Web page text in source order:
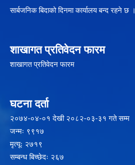
सार्बजनिक बिदाको दिनमा कार्यालय बन्द रहने छ ।
शाखागत प्रतिवेदन फारम
शाखागत प्रतिवेदन फारम
घटना दर्ता
२‍०७४-०४-०१ देखी २०८२-०३-३१ गते सम्म
जन्मः ९९१७
मृत्यूः २७१९
सम्बन्ध बिच्छेदः २६७